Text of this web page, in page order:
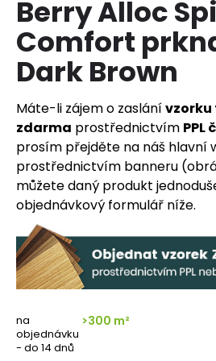
Berry Alloc
Comfort
Dark Brown
Máte-li zájem o zaslání
zdarma prostřednictvím PPL
prosím přejděte na náš hlavní
prostřednictvím banneru
můžete daný produkt
objednávkový formulář níže.
na
objednávku
- do 14 dnů
>300 m²
a
j
í
t
?
HLEDAT
D
o
p
r
u